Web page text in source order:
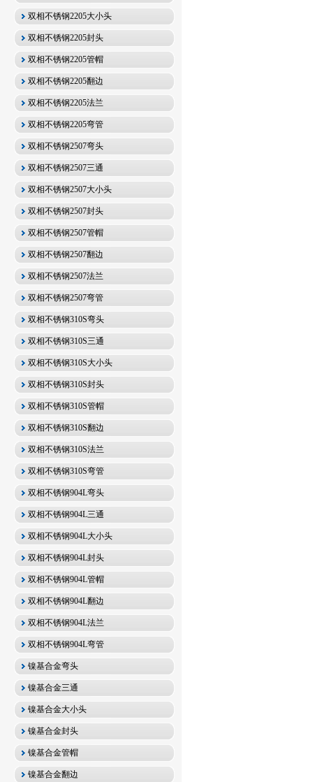
双相不锈钢2205大小头
双相不锈钢2205封头
双相不锈钢2205管帽
双相不锈钢2205翻边
双相不锈钢2205法兰
双相不锈钢2205弯管
双相不锈钢2507弯头
双相不锈钢2507三通
双相不锈钢2507大小头
双相不锈钢2507封头
双相不锈钢2507管帽
双相不锈钢2507翻边
双相不锈钢2507法兰
双相不锈钢2507弯管
双相不锈钢310S弯头
双相不锈钢310S三通
双相不锈钢310S大小头
双相不锈钢310S封头
双相不锈钢310S管帽
双相不锈钢310S翻边
双相不锈钢310S法兰
双相不锈钢310S弯管
双相不锈钢904L弯头
双相不锈钢904L三通
双相不锈钢904L大小头
双相不锈钢904L封头
双相不锈钢904L管帽
双相不锈钢904L翻边
双相不锈钢904L法兰
双相不锈钢904L弯管
镍基合金弯头
镍基合金三通
镍基合金大小头
镍基合金封头
镍基合金管帽
镍基合金翻边